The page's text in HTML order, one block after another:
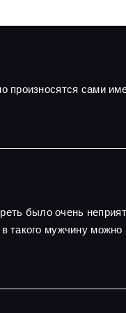
произносятся сами
было очень
такого мужчину